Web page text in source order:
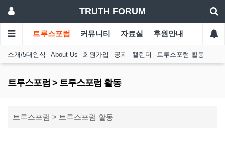
TRUTH FORUM
트루스포럼 커뮤니티 자료실 후원안내
소개/5대인식 About Us 회원가입 공지 캘린더 트루스포럼 활동
트루스포럼 > 트루스포럼 활동
트루스포럼 > 트루스포럼 활동